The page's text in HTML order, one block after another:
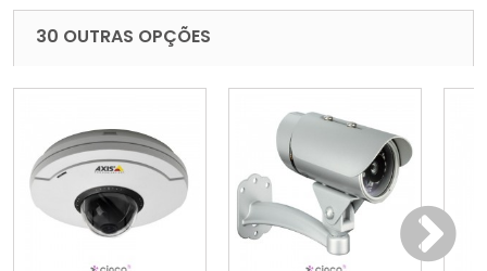
30 OUTRAS OPÇÕES